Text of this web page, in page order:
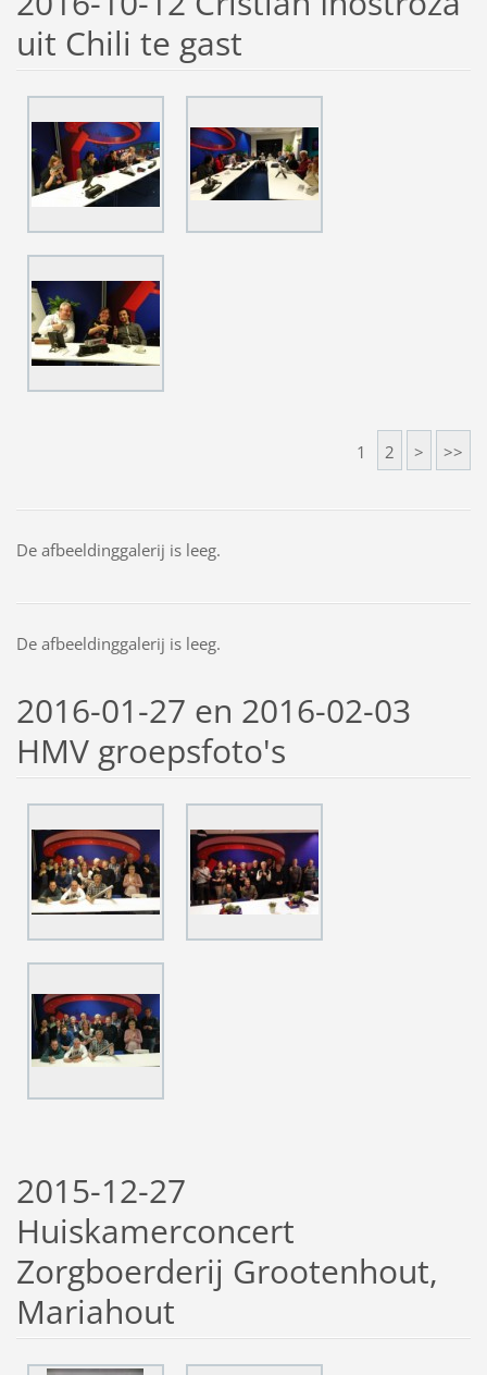
uit Chili te gast
1 2 > >>
De afbeeldinggalerij is leeg.
De afbeeldinggalerij is leeg.
2016-01-27 en 2016-02-03
HMV groepsfoto's
2015-12-27
Huiskamerconcert
Zorgboerderij Grootenhout,
Mariahout